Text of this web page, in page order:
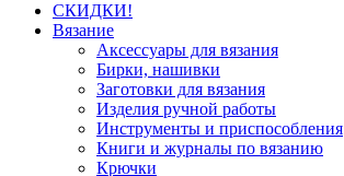
СКИДКИ!
Вязание
Аксессуары для вязания
Бирки, нашивки
Заготовки для вязания
Изделия ручной работы
Инструменты и приспособления
Книги и журналы по вязанию
Крючки